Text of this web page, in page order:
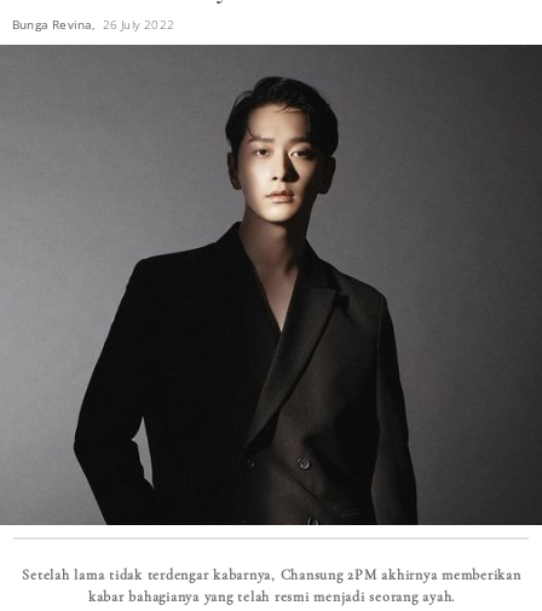
Bunga Revina, 26 July 2022
Setelah lama tidak terdengar kabarnya, Chansung 2PM akhirnya memberikan
kabar bahagianya yang telah resmi menjadi seorang ayah.